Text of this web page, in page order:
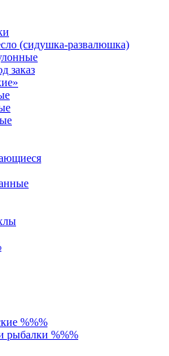
(сидушка-развалюшка)
заказ
%%%
рыбалки %%%